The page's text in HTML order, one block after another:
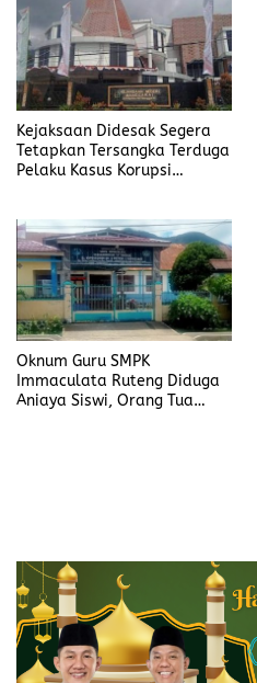
Kejaksaan Didesak Segera
Tetapkan Tersangka Terduga
Pelaku Kasus Korupsi
Oknum Guru SMPK
Immaculata Ruteng Diduga
Aniaya Siswi, Orang Tua